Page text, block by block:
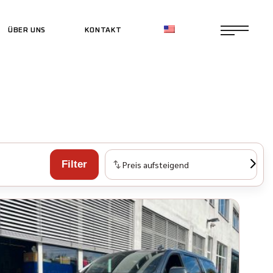
ÜBER UNS KONTAKT
SHOP
Filter Preis aufsteigend